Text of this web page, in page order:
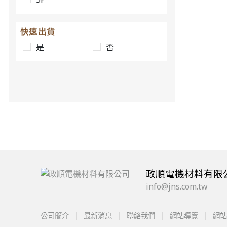
快速出貨
是
否
政順電機材料有限
info@jns.com.tw
公司簡介 最新消息 聯絡我們 網站導覽 網